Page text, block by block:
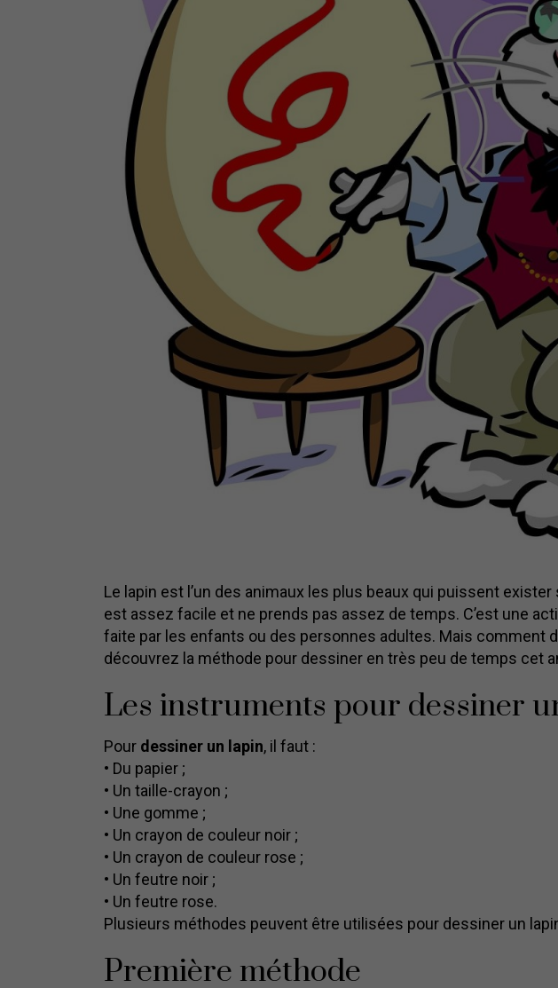
Le lapin est l’un des animaux les plus beaux qui puissent exister
est assez facile et ne prends pas assez de temps. C’est une
faite par les enfants ou des personnes adultes. Mais comment
découvrez la méthode pour dessiner en très peu de temps cet
Les instruments pour dessiner
Pour dessiner un lapin, il faut :
• Du papier ;
• Un taille-crayon ;
• Une gomme ;
• Un crayon de couleur noir ;
• Un crayon de couleur rose ;
• Un feutre noir ;
• Un feutre rose.
Plusieurs méthodes peuvent être utilisées pour dessiner un
Première méthode